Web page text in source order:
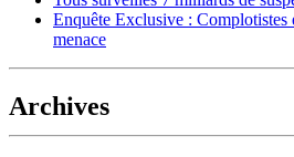
Enquête Exclusive :
menace
Archives